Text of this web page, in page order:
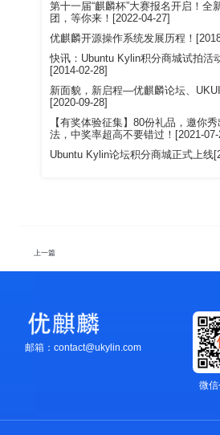
第十一届“麒麟杯”大赛报名开启！全
团，等你来！[2022-04-27]
优麒麟开源操作系统发展历程！
快讯：Ubuntu Kylin积分商城试拍活
[2014-02-28]
新面貌，新启程—优麒麟论坛、
[2020-09-28]
【有奖体验征集】80份礼品，邀你
法，中奖率超高不要错过！[2021-07-
Ubuntu Kylin论坛积分商城正式上线
上一篇
邮箱：contact@ukylin.com
微